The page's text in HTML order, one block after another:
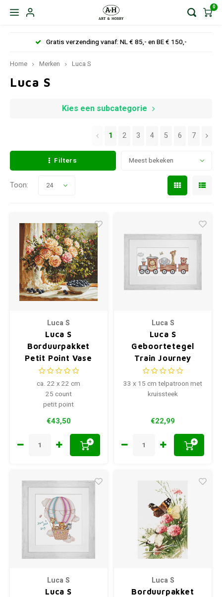
0
Gratis verzending vanaf: NL € 85,- en BE € 150,-
Home Merken Luca S
Luca S
Kies een subcategorie
Filters Meest bekeken
1 2 3 4 5 6 7
Toon: 24
Luca S
Luca S
Borduurpakket
Petit Point Vase
with Roses and
Blueberries
ca. 22 x 22 cm
25 count
petit point
€43,50
+
Luca S
Luca S
Geboortetegel
Train Journey
B1190
33 x 15 cm telpatroon met
kruissteek
€22,99
+
Luca S
Luca S
Luca S
Borduurpakket